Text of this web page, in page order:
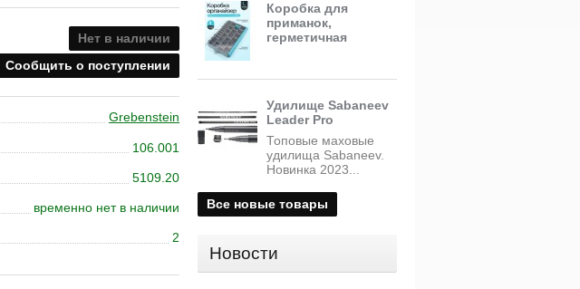
Нет в наличии
Сообщить о поступлении
Grebenstein
106.001
5109.20
временно нет в наличии
2
Коробка для
приманок,
герметичная
Удилище Sabaneev
Leader Pro
Топовые маховые
удилища Sabaneev.
Новинка 2023...
Все новые товары
Новости